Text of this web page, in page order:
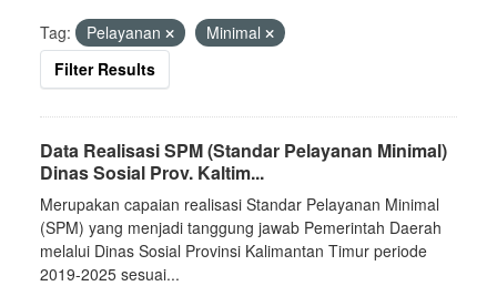
Tag: Pelayanan
Minimal
Filter Results
Data Realisasi SPM (Standar Pelayanan Minimal)
Dinas Sosial Prov. Kaltim...
Merupakan capaian realisasi Standar Pelayanan Minimal
(SPM) yang menjadi tanggung jawab Pemerintah Daerah
melalui Dinas Sosial Provinsi Kalimantan Timur periode
2019-2025 sesuai...